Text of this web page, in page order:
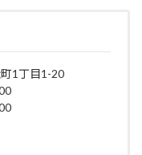
1丁目1-20